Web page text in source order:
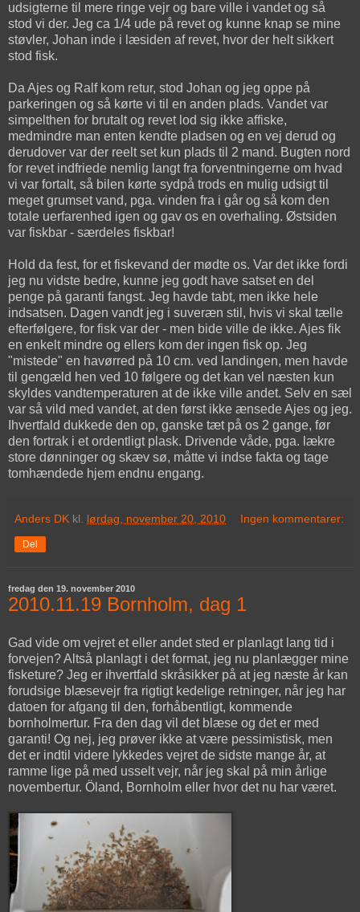
udsigterne til mere ringe vejr og bare ville i vandet og så
stod vi der. Jeg ca 1/4 ude på revet og kunne knap se mine
støvler, Johan inde i læsiden af revet, hvor der helt sikkert
stod fisk.
Da Ajes og Ralf kom retur, stod Johan og jeg oppe på
parkeringen og så kørte vi til en anden plads. Vandet var
simpelthen for brutalt og revet lod sig ikke affiske,
medmindre man enten kendte pladsen og en vej derud og
derudover var der reelt set kun plads til 2 mand. Bugten nord
for revet indfriede nemlig langt fra forventningerne om hvad
vi var fortalt, så bilen kørte sydpå trods en mulig udsigt til
meget grumset vand, pga. vinden fra i går og så kom den
totale uerfarenhed igen og gav os en overhaling. Østsiden
var fiskbar - særdeles fiskbar!
Hold da fest, for et fiskevand der mødte os. Var det ikke fordi
jeg nu vidste bedre, kunne jeg godt have satset en del
penge på garanti fangst. Jeg havde tabt, men ikke hele
indsatsen. Dagen vandt jeg i suveræn stil, hvis vi skal tælle
efterfølgere, for fisk var der - men bide ville de ikke. Ajes fik
en enkelt mindre og ellers kom der ingen fisk op. Jeg
"mistede" en havørred på 10 cm. ved landingen, men havde
til gengæld hen ved 10 følgere og det kan vel næsten kun
skyldes vandtemperaturen at de ikke ville andet. Selv en sæl
var så vild med vandet, at den først ikke ænsede Ajes og jeg.
Ihvertfald dukkede den op, ganske tæt på os 2 gange, før
den fortrak i et ordentligt plask. Drivende våde, pga. lækre
store dønninger og skæv sø, måtte vi indse fakta og tage
tomhændede hjem endnu engang.
Anders DK kl. lørdag, november 20, 2010 Ingen kommentarer:
Del
fredag den 19. november 2010
2010.11.19 Bornholm, dag 1
Gad vide om vejret et eller andet sted er planlagt lang tid i
forvejen? Altså planlagt i det format, jeg nu planlægger mine
fisketure? Jeg er ihvertfald skråsikker på at jeg næste år kan
forudsige blæsevejr fra rigtigt kedelige retninger, når jeg har
datoen for afgang til den, forhåbentligt, kommende
bornholmertur. Fra den dag vil det blæse og det er med
garanti! Og nej, jeg prøver ikke at være pessimistisk, men
det er indtil videre lykkedes vejret de sidste mange år, at
ramme lige på med usselt vejr, når jeg skal på min årlige
novembertur. Öland, Bornholm eller hvor det nu har været.